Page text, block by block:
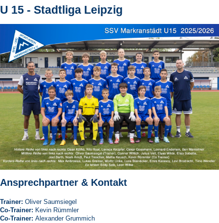
U 15 - Stadtliga Leipzig
Ansprechpartner & Kontakt
Trainer: Oliver Saumsiegel
Co-Trainer: Kevin Rümmler
Co-Trainer: Alexander Grummich